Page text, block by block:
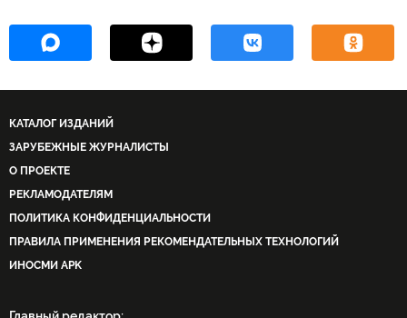
КАТАЛОГ ИЗДАНИЙ
ЗАРУБЕЖНЫЕ ЖУРНАЛИСТЫ
О ПРОЕКТЕ
РЕКЛАМОДАТЕЛЯМ
ПОЛИТИКА КОНФИДЕНЦИАЛЬНОСТИ
ПРАВИЛА ПРИМЕНЕНИЯ РЕКОМЕНДАТЕЛЬНЫХ ТЕХНОЛОГИЙ
ИНОСМИ APK